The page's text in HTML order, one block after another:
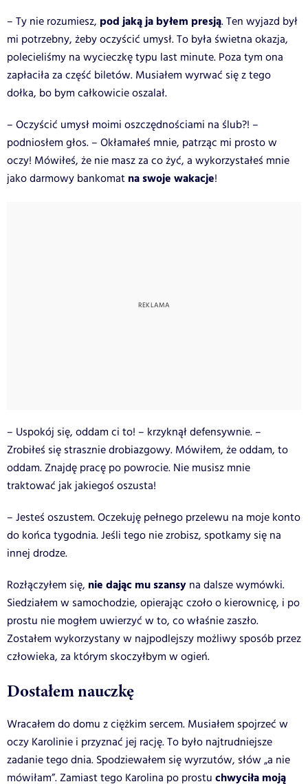
– Ty nie rozumiesz, pod jaką ja byłem presją. Ten wyjazd był
mi potrzebny, żeby oczyścić umysł. To była świetna okazja,
polecieliśmy na wycieczkę typu last minute. Poza tym ona
zapłaciła za część biletów. Musiałem wyrwać się z tego
dołka, bo bym całkowicie oszalał.
– Oczyścić umysł moimi oszczędnościami na ślub?! –
podniosłem głos. – Okłamałeś mnie, patrząc mi prosto w
oczy! Mówiłeś, że nie masz za co żyć, a wykorzystałeś mnie
jako darmowy bankomat na swoje wakacje!
– Uspokój się, oddam ci to! – krzyknął defensywnie. –
Zrobiłeś się strasznie drobiazgowy. Mówiłem, że oddam, to
oddam. Znajdę pracę po powrocie. Nie musisz mnie
traktować jak jakiegoś oszusta!
– Jesteś oszustem. Oczekuję pełnego przelewu na moje konto
do końca tygodnia. Jeśli tego nie zrobisz, spotkamy się na
innej drodze.
Rozłączyłem się, nie dając mu szansy na dalsze wymówki.
Siedziałem w samochodzie, opierając czoło o kierownicę, i po
prostu nie mogłem uwierzyć w to, co właśnie zaszło.
Zostałem wykorzystany w najpodlejszy możliwy sposób przez
człowieka, za którym skoczyłbym w ogień.
Dostałem nauczkę
Wracałem do domu z ciężkim sercem. Musiałem spojrzeć w
oczy Karolinie i przyznać jej rację. To było najtrudniejsze
zadanie tego dnia. Spodziewałem się wyrzutów, słów „a nie
mówiłam”. Zamiast tego Karolina po prostu chwyciła moją